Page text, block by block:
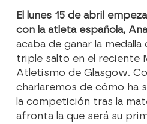
El lunes 15 de abril
con la atleta española,
acaba de ganar la
triple salto en el reciente
Atletismo de Glasgow.
charlaremos de cómo ha
la competición tras la
afronta la que será su